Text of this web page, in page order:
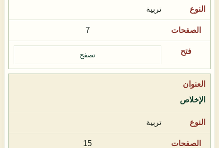
تربية
7
تصفح
الإخلاص
تربية
15